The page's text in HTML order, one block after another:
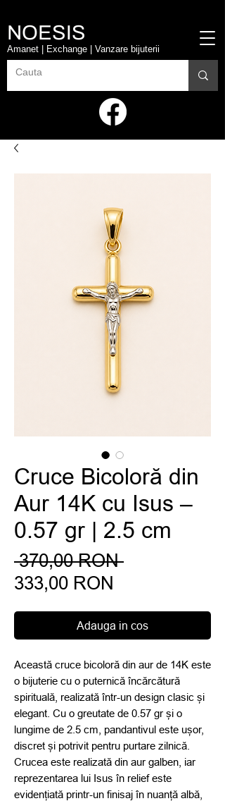
NOESIS
Amanet | Exchange | Vanzare bijuterii
Cruce Bicoloră din
Aur 14K cu Isus –
0.57 gr | 2.5 cm
370,00 RON Preț
333,00 RON
Adauga in cos
Această cruce bicoloră din aur de 14K este
o bijuterie cu o puternică încărcătură
spirituală, realizată într-un design clasic și
elegant. Cu o greutate de 0.57 gr și o
lungime de 2.5 cm, pandantivul este ușor,
discret și potrivit pentru purtare zilnică.
Crucea este realizată din aur galben, iar
reprezentarea lui Isus în relief este
evidențiată printr-un finisaj în nuanță albă,